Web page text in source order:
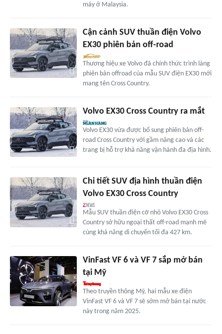
máy ở Malaysia.
Cận cảnh SUV thuần điện Volvo
EX30 phiên bản off-road
Thương hiệu xe Volvo đã chính thức trình làng
phiên bản offroad của mẫu SUV điện EX30 mới
mang tên Cross Country.
Volvo EX30 Cross Country ra mắt
Volvo EX30 vừa được bổ sung phiên bản off-
road Cross Country với gầm nâng cao và các
trang bị hỗ trợ khả năng vận hành đa địa hình.
Chi tiết SUV địa hình thuần điện
Volvo EX30 Cross Country
Mẫu SUV thuần điện cỡ nhỏ Volvo EX30 Cross
Country sở hữu ngoại thất off-road mạnh mẽ
cùng khả năng di chuyển tối đa 427 km.
VinFast VF 6 và VF 7 sắp mở bán
tại Mỹ
Theo truyền thông Mỹ, hai mẫu xe điện
VinFast VF 6 và VF 7 sẽ sớm mở bán tại nước
này trong năm 2025.